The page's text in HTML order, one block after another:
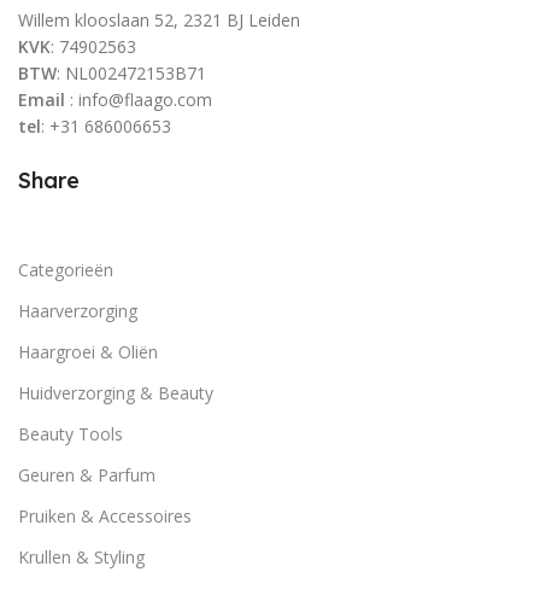
Willem klooslaan 52, 2321 BJ Leiden
KVK: 74902563
BTW: NL002472153B71
Email : info@flaago.com
tel: +31 686006653
Share
Categorieën
Haarverzorging
Haargroei & Oliën
Huidverzorging & Beauty
Beauty Tools
Geuren & Parfum
Pruiken & Accessoires
Krullen & Styling